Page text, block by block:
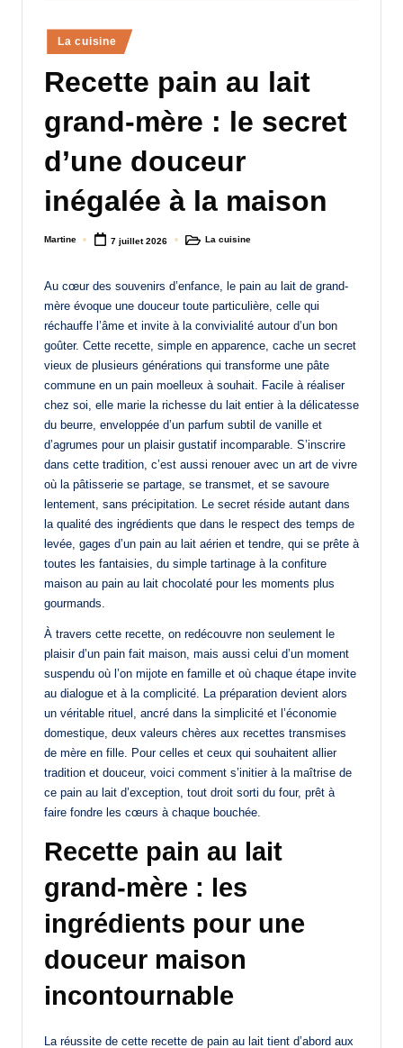
Posted
in
La cuisine
Recette pain au lait
grand-mère : le secret
d’une douceur
inégalée à la maison
Posted
Martine 7 juillet 2026
PostedLa cuisine
Au cœur des souvenirs d’enfance, le pain au lait de grand-
mère évoque une douceur toute particulière, celle qui
réchauffe l’âme et invite à la convivialité autour d’un bon
goûter. Cette recette, simple en apparence, cache un secret
vieux de plusieurs générations qui transforme une pâte
commune en un pain moelleux à souhait. Facile à réaliser
chez soi, elle marie la richesse du lait entier à la délicatesse
du beurre, enveloppée d’un parfum subtil de vanille et
d’agrumes pour un plaisir gustatif incomparable. S’inscrire
dans cette tradition, c’est aussi renouer avec un art de vivre
où la pâtisserie se partage, se transmet, et se savoure
lentement, sans précipitation. Le secret réside autant dans
la qualité des ingrédients que dans le respect des temps de
levée, gages d’un pain au lait aérien et tendre, qui se prête à
toutes les fantaisies, du simple tartinage à la confiture
maison au pain au lait chocolaté pour les moments plus
gourmands.
À travers cette recette, on redécouvre non seulement le
plaisir d’un pain fait maison, mais aussi celui d’un moment
suspendu où l’on mijote en famille et où chaque étape invite
au dialogue et à la complicité. La préparation devient alors
un véritable rituel, ancré dans la simplicité et l’économie
domestique, deux valeurs chères aux recettes transmises
de mère en fille. Pour celles et ceux qui souhaitent allier
tradition et douceur, voici comment s’initier à la maîtrise de
ce pain au lait d’exception, tout droit sorti du four, prêt à
faire fondre les cœurs à chaque bouchée.
Recette pain au lait
grand-mère : les
ingrédients pour une
douceur maison
incontournable
La réussite de cette recette de pain au lait tient d’abord aux